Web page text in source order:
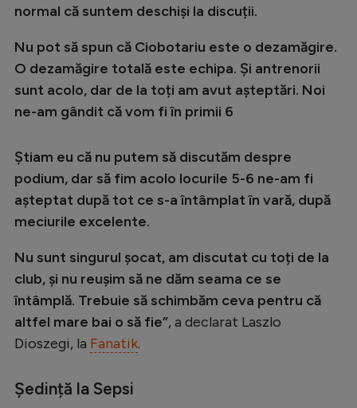
JO 2024
JO 2026
Creează cont
normal că suntem deschiși la discuții.
Nu pot să spun că Ciobotariu este o dezamăgire.
O dezamăgire totală este echipa. Și antrenorii
sunt acolo, dar de la toți am avut așteptări. Noi
ne-am gândit că vom fi în primii 6
Știam eu că nu putem să discutăm despre
podium, dar să fim acolo locurile 5-6 ne-am fi
așteptat după tot ce s-a întâmplat în vară, după
meciurile excelente.
Nu sunt singurul șocat, am discutat cu toți de la
club, și nu reușim să ne dăm seama ce se
întâmplă. Trebuie să schimbăm ceva pentru că
altfel mare bai o să fie”, a declarat Laszlo
Dioszegi, la Fanatik.
Ședință la Sepsi